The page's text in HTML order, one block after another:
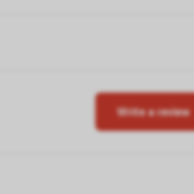
Write a review